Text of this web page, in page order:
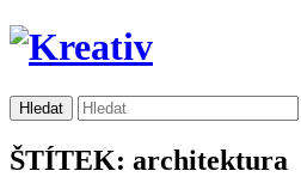
ŠTÍTEK: architektura